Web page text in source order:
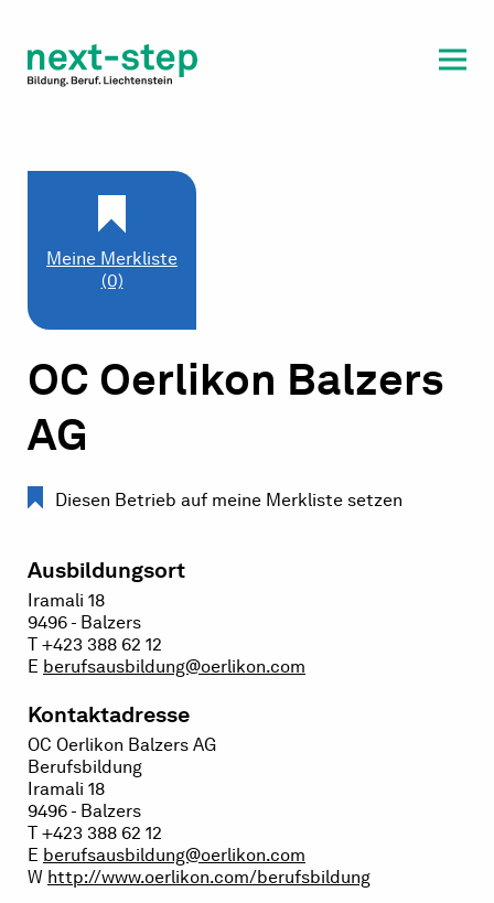
Beratung & Unterstützung
OC Oerlikon Balzers
AG
Diesen Betrieb auf meine Merkliste setzen
Ausbildungsort
Iramali 18
9496 - Balzers
T +423 388 62 12
E berufsausbildung@oerlikon.com
Kontaktadresse
OC Oerlikon Balzers AG
Berufsbildung
Iramali 18
9496 - Balzers
T +423 388 62 12
E berufsausbildung@oerlikon.com
W http://www.oerlikon.com/berufsbildung
Meine Merkliste
(0)